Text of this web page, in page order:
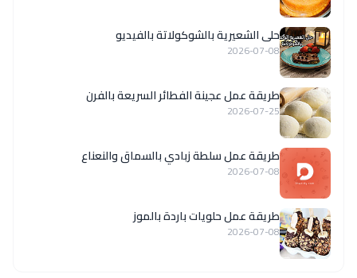
حلى الشعيرية بالشوكولاتة بالفيديو
2026-07-08
طريقة عمل عجينة الفطائر السريعة بالفرن
2026-07-25
طريقة عمل سلطة زبادي بالسماق والنعناع
2026-07-08
طريقة عمل حلويات باردة بالموز
2026-07-08